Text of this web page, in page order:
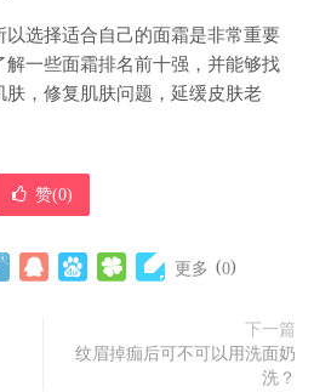
选择适合自己的面霜是非常重要
一些面霜排名前十强，并能够找
，修复肌肤问题，延缓皮肤老
赞(0)
更多 (0)
下一篇
纹眉掉痂后可不可以用洗面奶
洗？